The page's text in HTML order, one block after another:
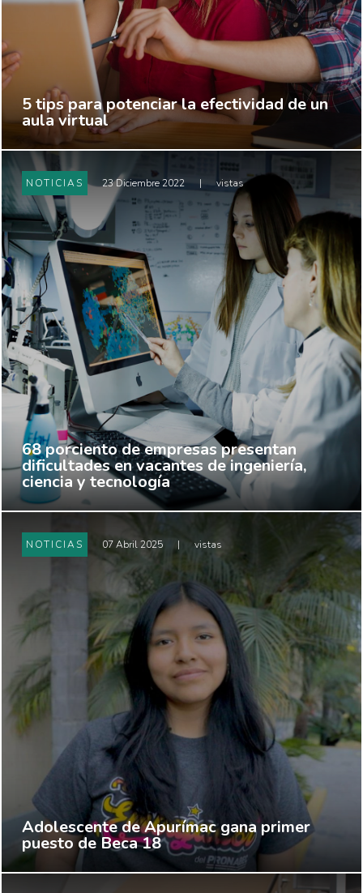
5 tips para potenciar la efectividad de un
aula virtual
NOTICIAS 23 Diciembre 2022 | vistas
68 porciento de empresas presentan
dificultades en vacantes de ingeniería,
ciencia y tecnología
NOTICIAS 07 Abril 2025 | vistas
Adolescente de Apurímac gana primer
puesto de Beca 18